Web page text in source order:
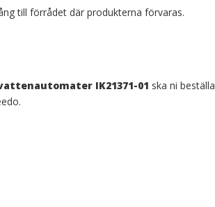
till förrådet där produkterna förvaras.
IK21371-01 ska ni beställa